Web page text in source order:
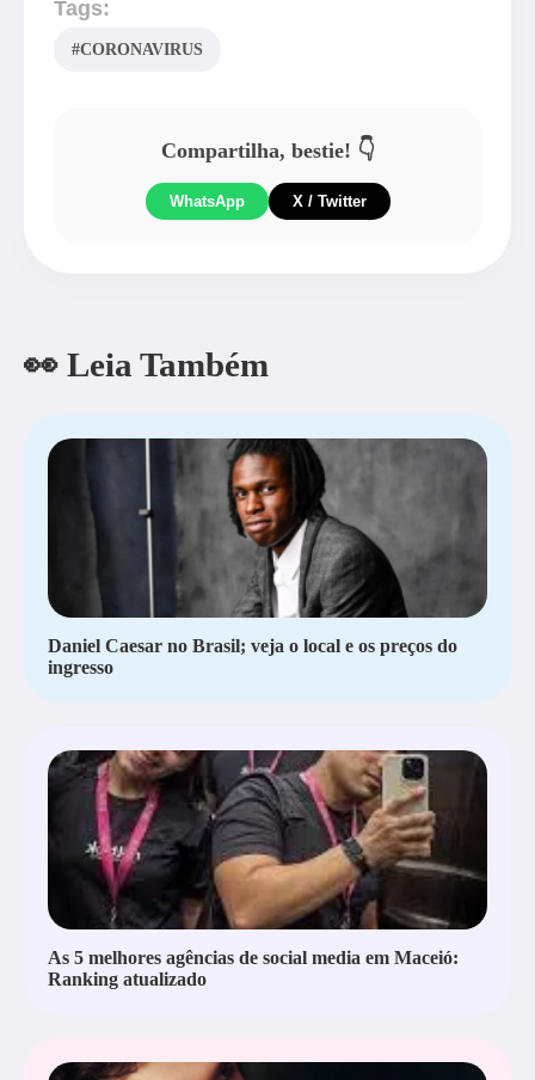
Tags:
#CORONAVIRUS
Compartilha, bestie! 👇
WhatsApp X / Twitter
👀 Leia Também
Daniel Caesar no Brasil; veja o local e os preços do
ingresso
As 5 melhores agências de social media em Maceió:
Ranking atualizado